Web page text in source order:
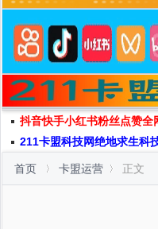
抖音快手小红书粉丝点赞全
211卡盟科技网绝地求生科
首页 卡盟运营 正文